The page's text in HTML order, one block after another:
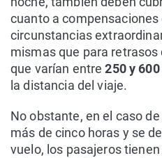
cuanto a
circunstancias
mismas que para retrasos
que varían entre 250 y
la distancia del viaje.
No obstante, en el caso
más de cinco horas y se
vuelo, los pasajeros